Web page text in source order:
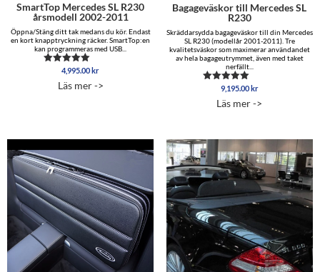
SmartTop Mercedes SL R230
årsmodell 2002-2011
Öppna/Stäng ditt tak medans du kör. Endast
en kort knapptryckning räcker. SmartTop:en
kan programmeras med USB...
Betygsatt
av 5
4,995.00 kr
Läs mer ->
Bagageväskor till Mercedes SL
R230
Skräddarsydda bagageväskor till din Mercedes
SL R230 (modellår 2001-2011). Tre
kvalitetsväskor som maximerar användandet
av hela bagageutrymmet, även med taket
nerfällt...
Betygsatt
av 5
9,195.00kr
Läs mer ->